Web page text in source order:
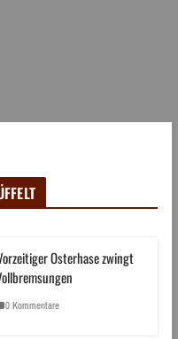
Osterhase zwingt
0 Kommentare